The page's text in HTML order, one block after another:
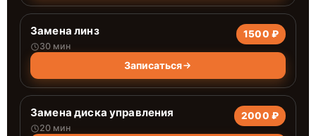
Замена линз
30 мин
1500 ₽
Записаться
Замена диска управления
20 мин
2000 ₽